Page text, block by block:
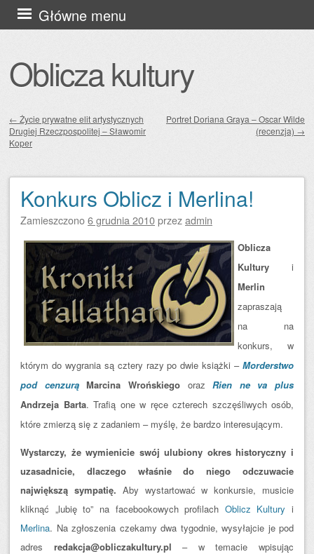
Oblicza kultury
Główne menu
Przejdź
do
Zobacz wpisy
← Życie prywatne elit artystycznych
Drugiej Rzeczpospolitej – Sławomir
Koper
Portret Doriana Graya – Oscar Wilde
(recenzja) →
Konkurs Oblicz i Merlina!
Zamieszczono6 grudnia 2010przezadmin
Oblicza
Kultury i
Merlin
zapraszają
na na
konkurs, w
którym do wygrania są cztery razy po dwie książki – Morderstwo
pod cenzurąMarcina Wrońskiego orazRien ne va plus
Andrzeja Barta. Trafią one w ręce czterech szczęśliwych osób,
które zmierzą się z zadaniem – myślę, że bardzo interesującym.
Wystarczy, że wymienicie swój ulubiony okres historyczny i
uzasadnicie, dlaczego właśnie do niego odczuwacie
największą sympatię. Aby wystartować w konkursie, musicie
kliknąć „lubię to” na facebookowych profilach Oblicz Kultury i
Merlina. Na zgłoszenia czekamy dwa tygodnie, wysyłajcie je pod
adres redakcja@obliczakultury.pl– w temacie wpisując